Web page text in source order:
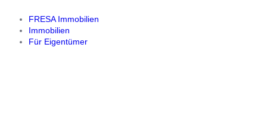
FRESA Immobilien
Immobilien
Für Eigentümer